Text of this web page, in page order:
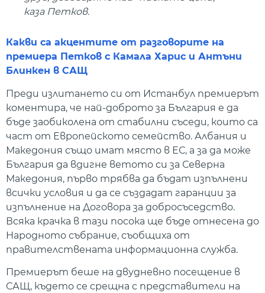
каза Петков.
Какви са акцентите от разговорите на
премиера Петков с Камала Харис и Антъни
Блинкен в САЩ
Преди излитането си от Истанбул премиерът
коментира, че най-доброто за България е да
бъде заобиколена от стабилни съседи, които са
част от Европейското семейство. Албания и
Македония също имат място в ЕС, а за да може
България да вдигне ветото си за Северна
Македония, първо трябва да бъдат изпълнени
всички условия и да се създадат гаранции за
изпълнение на Договора за добросъседство.
Всяка крачка в тази посока ще бъде отнесена до
Народното събрание, съобщиха от
правителствената информационна служба.
Премиерът беше на двудневно посещение в
САЩ, където се срещна с представители на